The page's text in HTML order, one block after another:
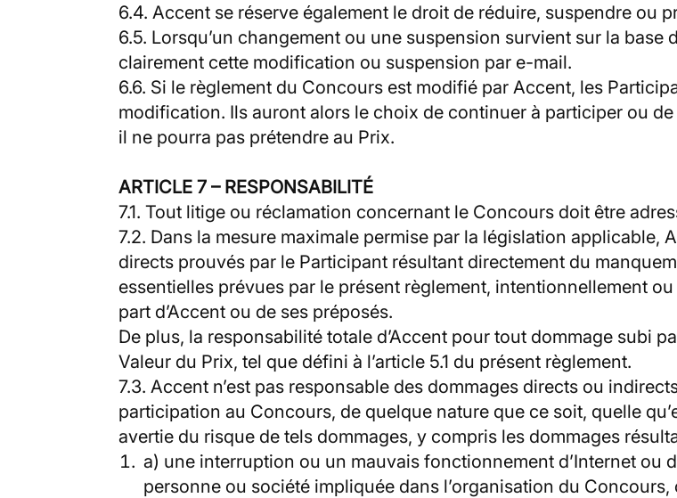
6.4. Accent se réserve également le droit de réduire, suspendre ou
6.5. Lorsqu’un changement ou une suspension survient sur la
clairement cette modification ou suspension par e-mail.
6.6. Si le règlement du Concours est modifié par Accent, les
modification. Ils auront alors le choix de continuer à participer ou
il ne pourra pas prétendre au Prix.
ARTICLE 7 – RESPONSABILITÉ
7.1. Tout litige ou réclamation concernant le Concours doit être
7.2. Dans la mesure maximale permise par la législation applicable,
directs prouvés par le Participant résultant directement du
essentielles prévues par le présent règlement, intentionnellement
part d’Accent ou de ses préposés.
De plus, la responsabilité totale d’Accent pour tout dommage subi
Valeur du Prix, tel que défini à l’article 5.1 du présent règlement.
7.3. Accent n’est pas responsable des dommages directs ou
participation au Concours, de quelque nature que ce soit, quelle
avertie du risque de tels dommages, y compris les dommages
a) une interruption ou un mauvais fonctionnement d’Internet ou
personne ou société impliquée dans l’organisation du